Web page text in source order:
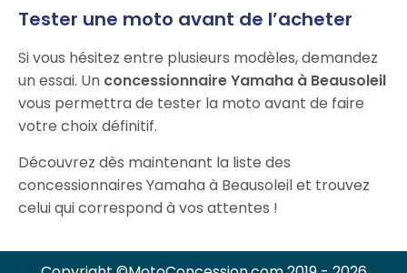
Tester une moto avant de l’acheter
Si vous hésitez entre plusieurs modèles, demandez
un essai. Un concessionnaire Yamaha à Beausoleil
vous permettra de tester la moto avant de faire
votre choix définitif.
Découvrez dès maintenant la liste des
concessionnaires Yamaha à Beausoleil et trouvez
celui qui correspond à vos attentes !